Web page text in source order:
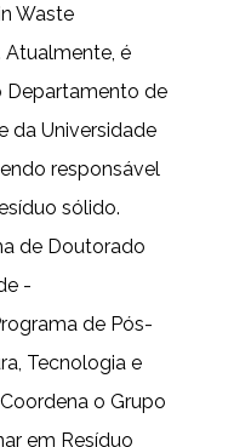
Waste
Atualmente, é
Departamento de
da Universidade
responsável
sólido.
de Doutorado
-
de Pós-
Tecnologia e
o Grupo
em Resíduo